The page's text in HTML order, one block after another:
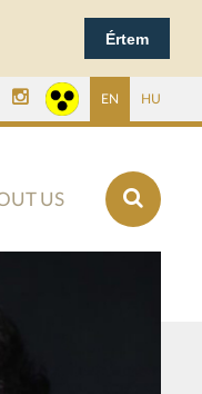
Értem
EN HU
US